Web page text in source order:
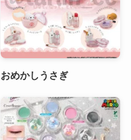
おめかしうさぎ